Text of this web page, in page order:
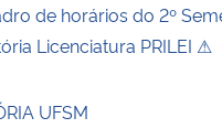
de horários do 2º
Licenciatura PRILEI ⚠
UFSM